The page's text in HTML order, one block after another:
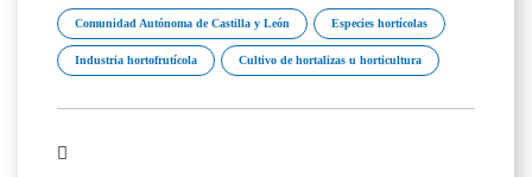
Comunidad Autónoma de Castilla y León Especies hortícolas
Industria hortofrutícola Cultivo de hortalizas u horticultura